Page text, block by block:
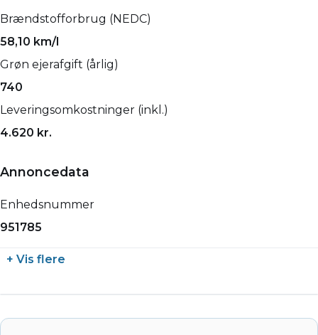
Brændstofforbrug (NEDC)
58,10 km/l
Grøn ejerafgift (årlig)
740
Leveringsomkostninger (inkl.)
4.620 kr.
Annoncedata
Enhedsnummer
951785
+ Vis flere